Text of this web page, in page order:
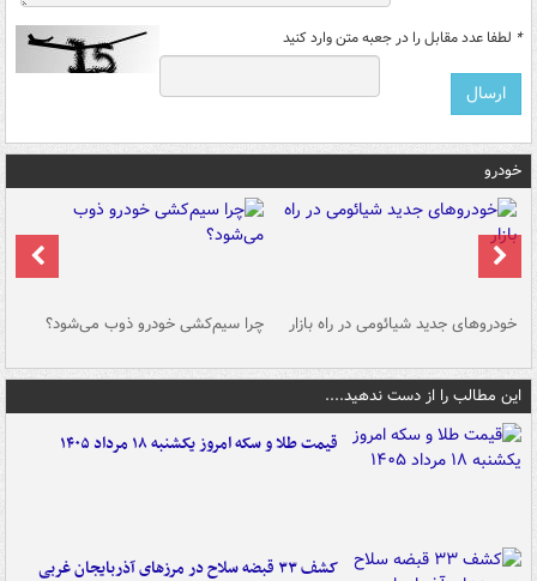
* لطفا عدد مقابل را در جعبه متن وارد کنید
خودرو
خودروهای جدید شیائومی در راه بازار چرا سیم‌کشی خودرو ذوب می‌شود؟
این مطالب را از دست ندهید....
قیمت طلا و سکه امروز یکشنبه ۱۸ مرداد ۱۴۰۵
کشف ۳۳ قبضه سلاح در مرزهای آذربایجان غربی